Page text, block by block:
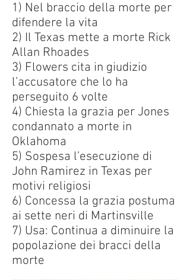
1) Nel braccio della morte per
difendere la vita
2) Il Texas mette a morte Rick
Allan Rhoades
3) Flowers cita in giudizio
l’accusatore che lo ha
perseguito 6 volte
4) Chiesta la grazia per Jones
condannato a morte in
Oklahoma
5) Sospesa l’esecuzione di
John Ramirez in Texas per
motivi religiosi
6) Concessa la grazia postuma
ai sette neri di Martinsville
7) Usa: Continua a diminuire la
popolazione dei bracci della
morte